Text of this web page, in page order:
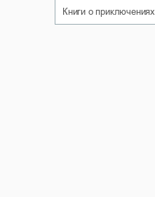
книги о приключениях